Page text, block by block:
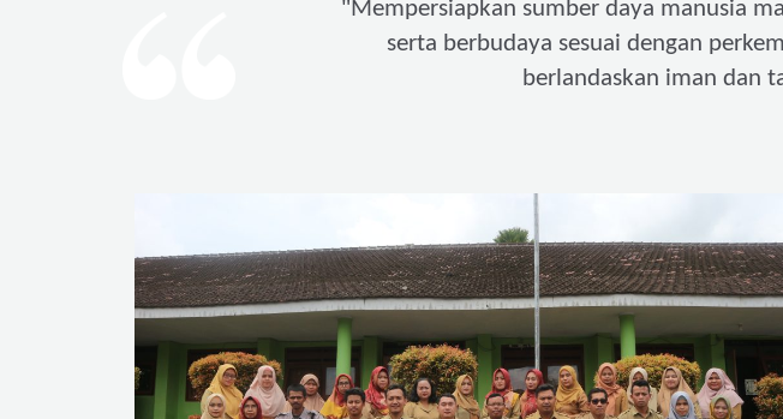
Mempersiapkan sumber daya manusia
serta berbudaya sesuai dengan
berlandaskan iman dan